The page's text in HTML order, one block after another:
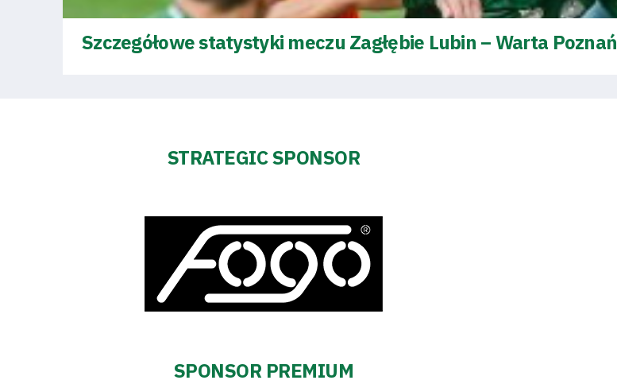
Business
Development
Szczegółowe statystyki meczu Zagłębie Lubin – Warta Poznań
STRATEGIC SPONSOR
SPONSOR PREMIUM